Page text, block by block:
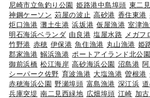
尼崎市立魚釣り公園 姫路港中島埠頭 東二
神鋼ケーソン 苅屋の波止 高砂港 香住東港
炬口漁港 灘土生港 浜坂港 仮屋漁港 室津
明石海浜ベランダ 由良港 塩屋水路
メガフ
竹野港 赤穂 伊保港 魚住漁港 丸山漁港 姫
郡家漁港 鰯浜漁港 ポートアイランド北公園
御前浜橋 松江海岸 高砂海浜公園 沼島港
シーパーク佐野 育波漁港 大塩漁港 曽根港
赤穂海浜公園 野瀬埠頭 富島漁港 深江浜
兵庫突堤 南二見西緑地 広畑埠頭 江崎 加